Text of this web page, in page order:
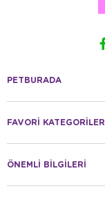
PETBURADA
FAVORİ KATEGORİLER
ÖNEMLİ BİLGİLERİ